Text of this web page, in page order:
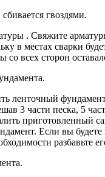
гвоздями.
. Свяжите
в местах сварки
всех сторон
ленточный
3 части песка, 5
приготовленный
Если вы
разбавьте